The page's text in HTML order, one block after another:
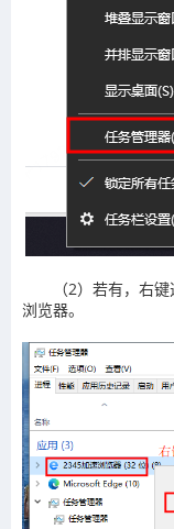
（2）若有，右
浏览器。